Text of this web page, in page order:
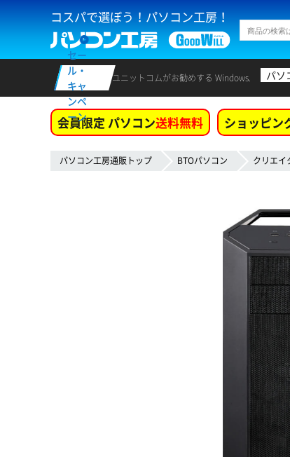
コスパで選ぼう！パソコン工房！
セー
ル・
キャ
ンペ
ーン
ユニットコムがお勧めする Windows. パソ
会員限定 パソコン送料無料 ショッピン
パソコン工房通販トップ BTOパソコン クリエイ